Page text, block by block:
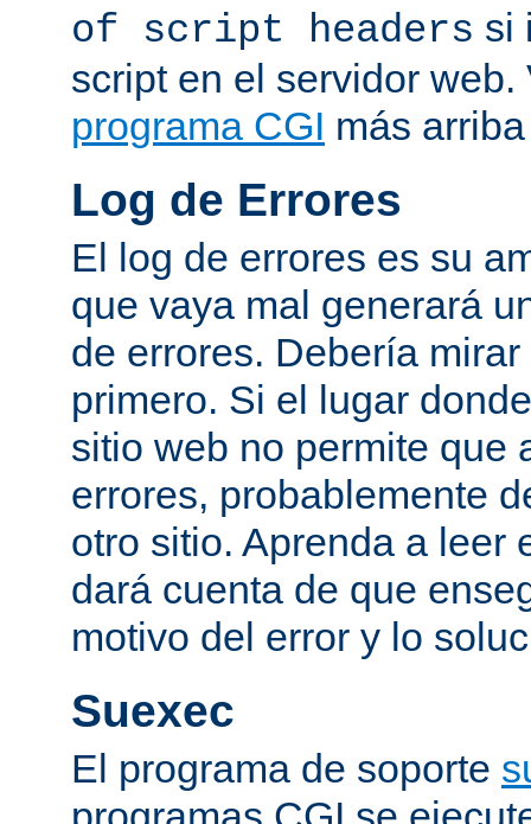
of script headers si
script en el servidor
programa CGI más
Log de Errores
El log de errores es su
que vaya mal generará
de errores. Debería
primero. Si el lugar
sitio web no permite que
errores, probablemente
otro sitio. Aprenda a leer
dará cuenta de que
motivo del error y lo
Suexec
El programa de soporte